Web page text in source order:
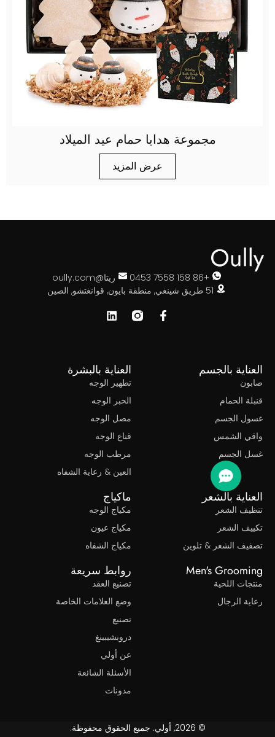
مجموعة هدايا حمام عيد الميلاد
عرض المزيد
ريتا@oully.com
بالجسم
الحمام
الجسم
الشمس
الجسم
العناية بالبشرة
تطهير الوجه
الحبر الوجه
مصل الوجه
قناع الوجه
مرطب الوجه
العين & رعاية الشفاه
بالشعر
الشعر
الشعر
الشعر & تلوين
ماكياج
مكياج الوجه
مكياج عيون
مكياج الشفاه
Men's
اللحية
الرجال
روابط سريعة
تصنيع العقد
وضع العلامات الخاصة
دروبشيبينغ
عن أولي
الأسئلة الشائعة
مدونات